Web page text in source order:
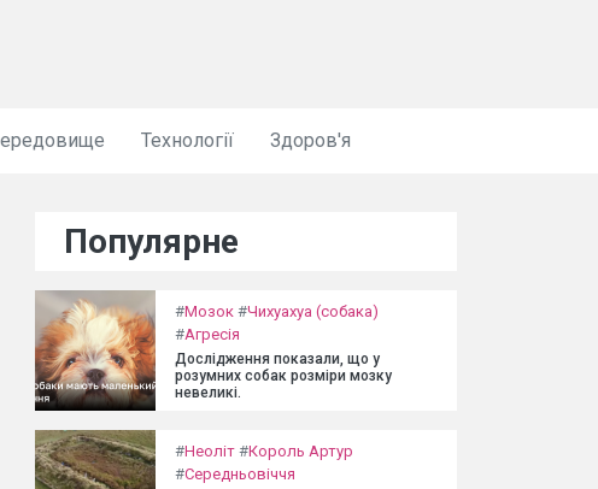
Технології Здоров'я
Популярне
#Мозок #Чихуахуа (собака)
#Агресія
Дослідження показали, що у
розумних собак розміри мозку
невеликі.
#Неоліт #Король Артур
#Середньовіччя